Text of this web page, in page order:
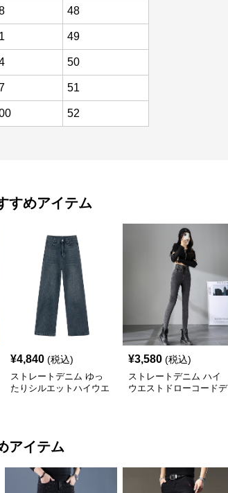
48
49
50
51
52
すめアイテム
¥4,840 (税込)
ストレートデニム ゆっ
たりシルエットハイウエ
¥3,580 (税込)
ストレートデニム ハイ
ウエストドローコードデ
アイテム